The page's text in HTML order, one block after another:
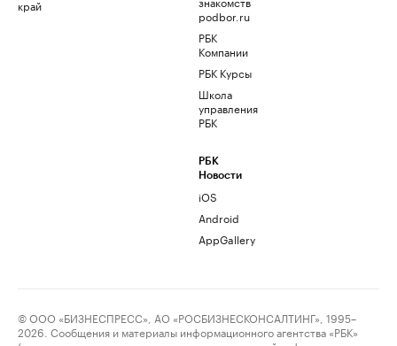
край
podbor.ru
РБК
Компании
РБК Курсы
Школа
управления
РБК
РБК
Новости
iOS
Android
AppGallery
© ООО «БИЗНЕСПРЕСС», АО «РОСБИЗНЕСКОНСАЛТИНГ», 1995–
2026. Сообщения и материалы информационного агентства «РБК»